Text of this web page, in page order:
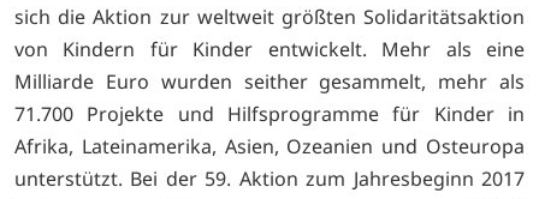
sich die Aktion zur weltweit größten Solidaritätsaktion
von Kindern für Kinder entwickelt. Mehr als eine
Milliarde Euro wurden seither gesammelt, mehr als
71.700 Projekte und Hilfsprogramme für Kinder in
Afrika, Lateinamerika, Asien, Ozeanien und Osteuropa
unterstützt. Bei der 59. Aktion zum Jahresbeginn 2017